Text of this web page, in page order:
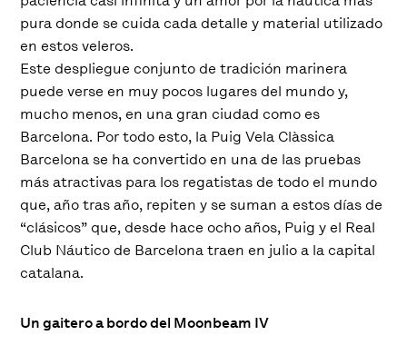
pura donde se cuida cada detalle y material utilizado
en estos veleros.
Este despliegue conjunto de tradición marinera
puede verse en muy pocos lugares del mundo y,
mucho menos, en una gran ciudad como es
Barcelona. Por todo esto, la Puig Vela Clàssica
Barcelona se ha convertido en una de las pruebas
más atractivas para los regatistas de todo el mundo
que, año tras año, repiten y se suman a estos días de
“clásicos” que, desde hace ocho años, Puig y el Real
Club Náutico de Barcelona traen en julio a la capital
catalana.
Un gaitero a bordo del Moonbeam IV